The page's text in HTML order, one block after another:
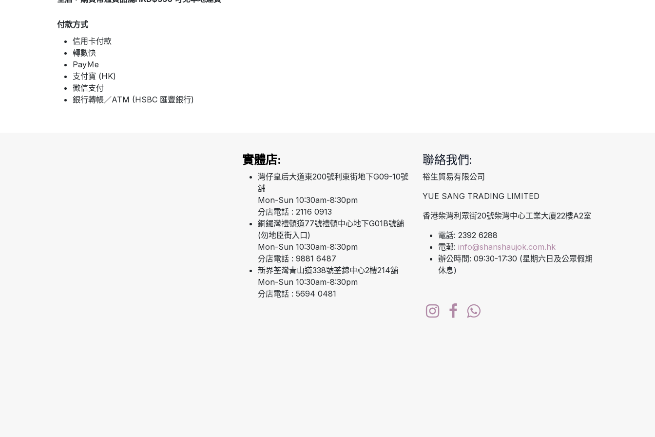
付款方式
信用卡付款
轉數快
PayＭe
支付寶 (HK)
微信支付
銀行轉帳／ATM (HSBC 匯豐銀行)
聯絡我們:
裕生貿易有限公司
YUE SANG TRADING LIMITED
香港柴灣利眾街20號柴灣中心工業大廈22樓A2室
電話: 2392 6288
電郵: info@shanshaujok.com.hk
辦公時間: 09:30-17:30 (星期六日及公眾假期
休息)
實體店:
灣仔皇后大道東200號利東街地下G09-10號
舖
Mon-Sun 10:30am-8:30pm
分店電話 : 2116 0913
銅鑼灣禮頓道77號禮頓中心地下G01B號舖
(勿地臣街入口)
Mon-Sun 10:30am-8:30pm
分店電話 : 9881 6487
新界荃灣青山道338號荃錦中心2樓214舖
Mon-Sun 10:30am-8:30pm
分店電話 : 5694 0481